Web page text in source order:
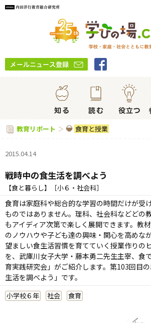
教育リポート 食育と授業
2015.04.14
戦時中の食生活を調べよう
【食と暮らし】［小６・社会科］
食育は家庭科や総合的な学習の時間だけが受
ものではありません。理科、社会科などどの
もアイディア次第で楽しく展開できます。教
のノウハウや子ども達の興味・関心を高めなが
望ましい食生活習慣を育てていく授業作りの
を、武庫川女子大学・藤本勇二先生主宰、食
育実践研究会」がご紹介します。第103回目
生活を調べよう」です。
小学校６年 社会 食育